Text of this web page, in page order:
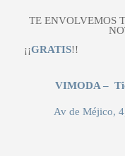
TE ENVOLVEMOS
¡¡GRATIS!!
VIMODA –
Av de Méjico,